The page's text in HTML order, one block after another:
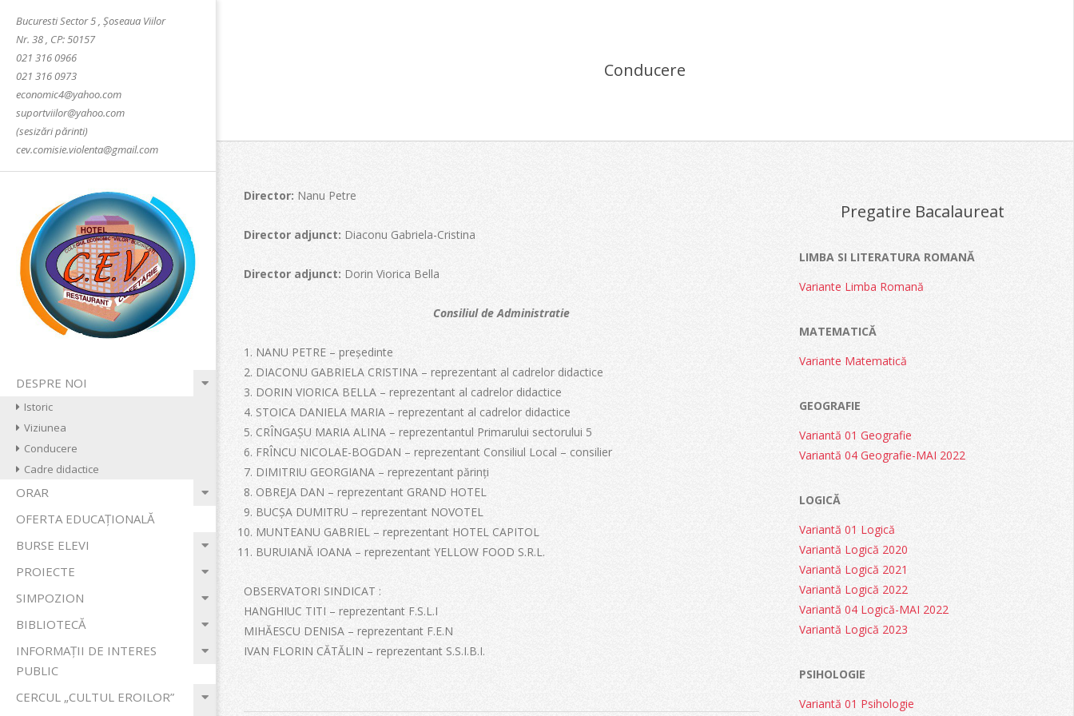
Bucuresti Sector 5 , Șoseaua Viilor
Nr. 38 , CP: 50157
021 316 0966
021 316 0973
economic4@yahoo.com
suportviilor@yahoo.com
(sesizări părinti)
cev.comisie.violenta@gmail.com
ECONOMIC
"VIILOR"
Primary
DESPRE NOI
Istoric
Viziunea
Conducere
Cadre didactice
ORAR
OFERTA EDUCAȚIONALĂ
BURSE ELEVI
PROIECTE
SIMPOZION
BIBLIOTECĂ
INFORMAȚII DE INTERES
PUBLIC
CERCUL „CULTUL EROILOR”
Conducere
Director: Nanu Petre
Director adjunct: Diaconu Gabriela-Cristina
Director adjunct: Dorin Viorica Bella
Consiliul de Administratie
NANU PETRE – președinte
DIACONU GABRIELA CRISTINA – reprezentant al cadrelor didactice
DORIN VIORICA BELLA – reprezentant al cadrelor didactice
STOICA DANIELA MARIA – reprezentant al cadrelor didactice
CRÎNGAȘU MARIA ALINA – reprezentantul Primarului sectorului 5
FRÎNCU NICOLAE-BOGDAN – reprezentant Consiliul Local – consilier
DIMITRIU GEORGIANA – reprezentant părinți
OBREJA DAN – reprezentant GRAND HOTEL
BUCȘA DUMITRU – reprezentant NOVOTEL
MUNTEANU GABRIEL – reprezentant HOTEL CAPITOL
BURUIANĂ IOANA – reprezentant YELLOW FOOD S.R.L.
OBSERVATORI SINDICAT :
HANGHIUC TITI – reprezentant F.S.L.I
MIHĂESCU DENISA – reprezentant F.E.N
IVAN FLORIN CĂTĂLIN – reprezentant S.S.I.B.I.
Pregatire Bacalaureat
LIMBA SI LITERATURA ROMANĂ
Variante Limba Romană
MATEMATICĂ
Variante Matematică
GEOGRAFIE
Variantă 01 Geografie
Variantă 04 Geografie-MAI 2022
LOGICĂ
Variantă 01 Logică
Variantă Logică 2020
Variantă Logică 2021
Variantă Logică 2022
Variantă 04 Logică-MAI 2022
Variantă Logică 2023
PSIHOLOGIE
Variantă 01 Psihologie